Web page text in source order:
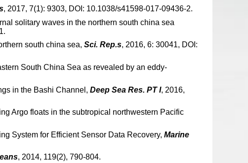
, 2017, 7(1): 9303, DOI: 10.1038/s41598-017-09436-2.
solitary waves in the northern south china sea
south china sea, Sci. Rep.s, 2016, 6: 30041, DOI:
South China Sea as revealed by an eddy-
in the Bashi Channel, Deep Sea Res. PT I, 2016,
Argo floats in the subtropical northwestern Pacific
System for Efficient Sensor Data Recovery, Marine
, 2014, 119(2), 790-804.